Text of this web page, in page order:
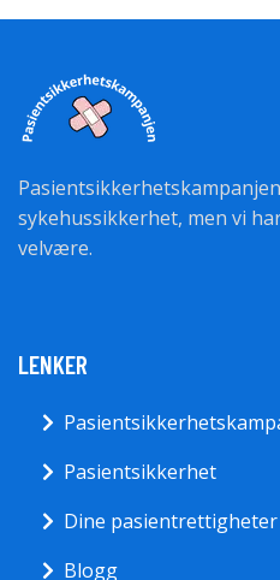
sykehussikkerhet, men vi
velvære.
LENKER
Pasientsikkerhet
Dine pasientrettigheter
Blogg